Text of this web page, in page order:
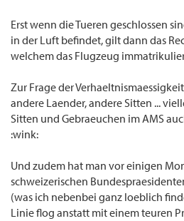
Erst wenn die Tueren geschlossen
in der Luft befindet, gilt dann das
welchem das Flugzeug
Zur Frage der
andere Laender, andere Sitten ...
Sitten und Gebraeuchen im AMS
:wink:
Und zudem hat man vor einigen
schweizerischen
(was ich nebenbei ganz loeblich
Linie flog anstatt mit einem teuren